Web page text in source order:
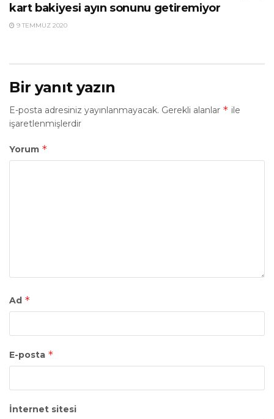
kart bakiyesi ayın sonunu getiremiyor
9 TEMMUZ 2020
Bir yanıt yazın
E-posta adresiniz yayınlanmayacak. Gerekli alanlar * ile
işaretlenmişlerdir
Yorum *
Ad *
E-posta *
İnternet sitesi